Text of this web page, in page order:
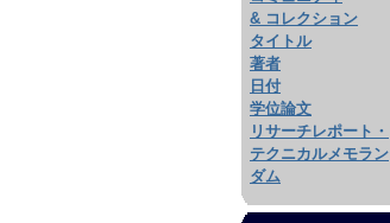
& コレクション
タイトル
著者
日付
学位論文
リサーチレポート・
テクニカルメモラン
ダム